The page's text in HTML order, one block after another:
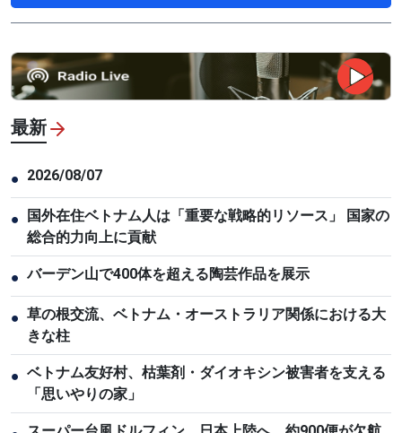
最新
● 2026/08/07
●
国外在住ベトナム人は「重要な戦略的リソース」 国家の
総合的力向上に貢献
● バーデン山で400体を超える陶芸作品を展示
● 草の根交流、ベトナム・オーストラリア関係における大
きな柱
● ベトナム友好村、枯葉剤・ダイオキシン被害者を支える
「思いやりの家」